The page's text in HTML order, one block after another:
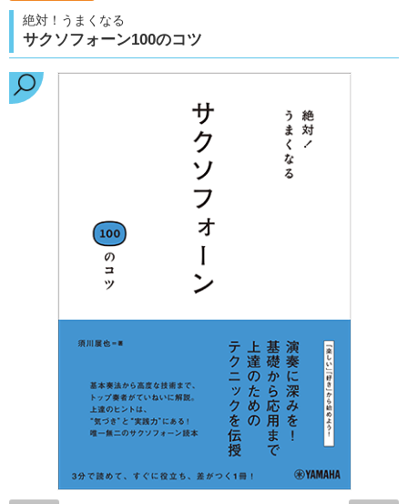
絶対！うまくなる
サクソフォーン100のコツ